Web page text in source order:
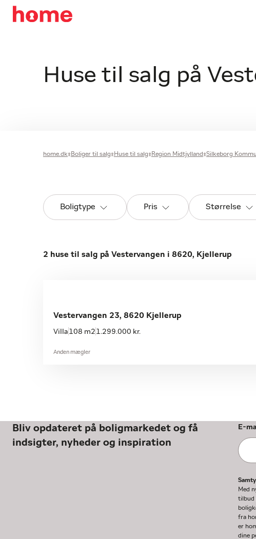
Huse til salg på
home.dk Boliger til salg Huse til salg Region Midtjylland Silkeborg
Boligtype Pris Størrelse
2 huse til salg på Vestervangen i 8620, Kjellerup
Vestervangen 23, 8620 Kjellerup
Villa 108 m2 1.299.000 kr.
Anden mægler
Bliv opdateret på boligmarkedet og få
indsigter, nyheder og inspiration
E-
Med
tilbud
fra
er
dine